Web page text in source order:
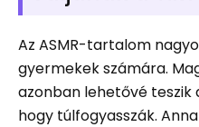
Az ASMR-tartalom
gyermekek számára.
azonban lehetővé teszik
hogy túlfogyasszák.